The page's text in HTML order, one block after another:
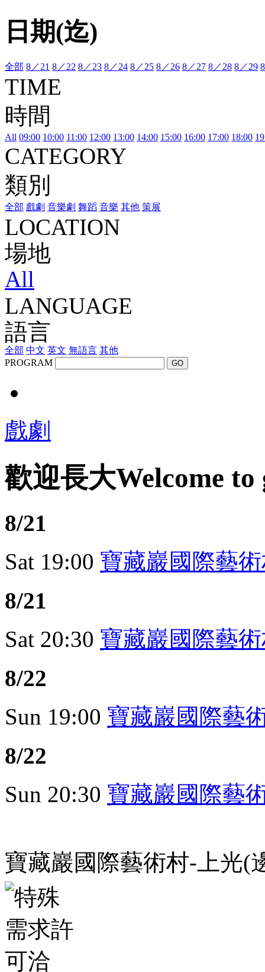
日期(迄)
全部 8／21 8／22 8／23 8／24 8／25 8／26 8／27 8／28 8／29
TIME
時間
All 09:00 10:00 11:00 12:00 13:00 14:00 15:00 16:00 17:00 18:00
CATEGORY
類別
全部 戲劇 音樂劇 舞蹈 音樂 其他 策展
LOCATION
場地
All
LANGUAGE
語言
全部 中文 英文 無語言 其他
PROGRAM
GO
戲劇
歡迎長大Welcome
8/21
Sat 19:00 寶藏巖國際藝
8/21
Sat 20:30 寶藏巖國際藝
8/22
Sun 19:00 寶藏巖國際藝
8/22
Sun 20:30 寶藏巖國際藝
寶藏巖國際藝術村-上光(